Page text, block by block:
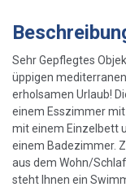
Sehr Gepflegtes
üppigen
erholsamen Urlaub!
einem Esszimmer
mit einem Einzelbett
einem Badezimmer.
aus dem Wohn/
steht Ihnen ein